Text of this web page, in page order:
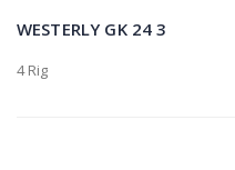
WESTERLY GK 24 3
4 Rig